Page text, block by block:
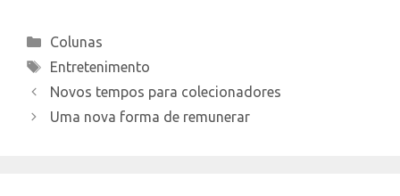
Categories
Colunas
Tags
Entretenimento
Novos tempos para colecionadores
Uma nova forma de remunerar